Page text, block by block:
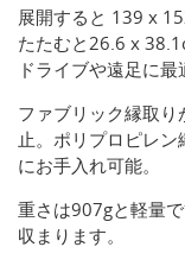
展開すると 139 x
たたむと26.6 x
ドライブや遠足に最
ファブリック縁取
止。ポリプロピレ
にお手入れ可能。
重さは907gと軽量
収まります。